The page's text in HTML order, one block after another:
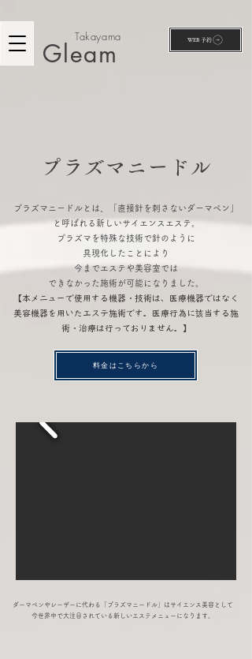
WEB予約
Gleam
Takayama
プラズマニードル
プラズマニードルとは、「直接針を刺さないダーマペン」
と呼ばれる 新しいサイエンスエステ。
プラズマを特殊な技術で針のように
具現化したことにより
今までエステや美容室では
できなかった施術が可能になりました。
​【本メニューで使用する機器・技術は、医療機器ではなく
美容機器を用いたエステ施術です。医療行為に該当する施
術・治療は行っておりません。 】
料金はこちらから
ダーマペンやレーザーに代わる「プラズマニードル」はサイエンス美容として
​今世界中で大注目されている新しいエステメニューになります。